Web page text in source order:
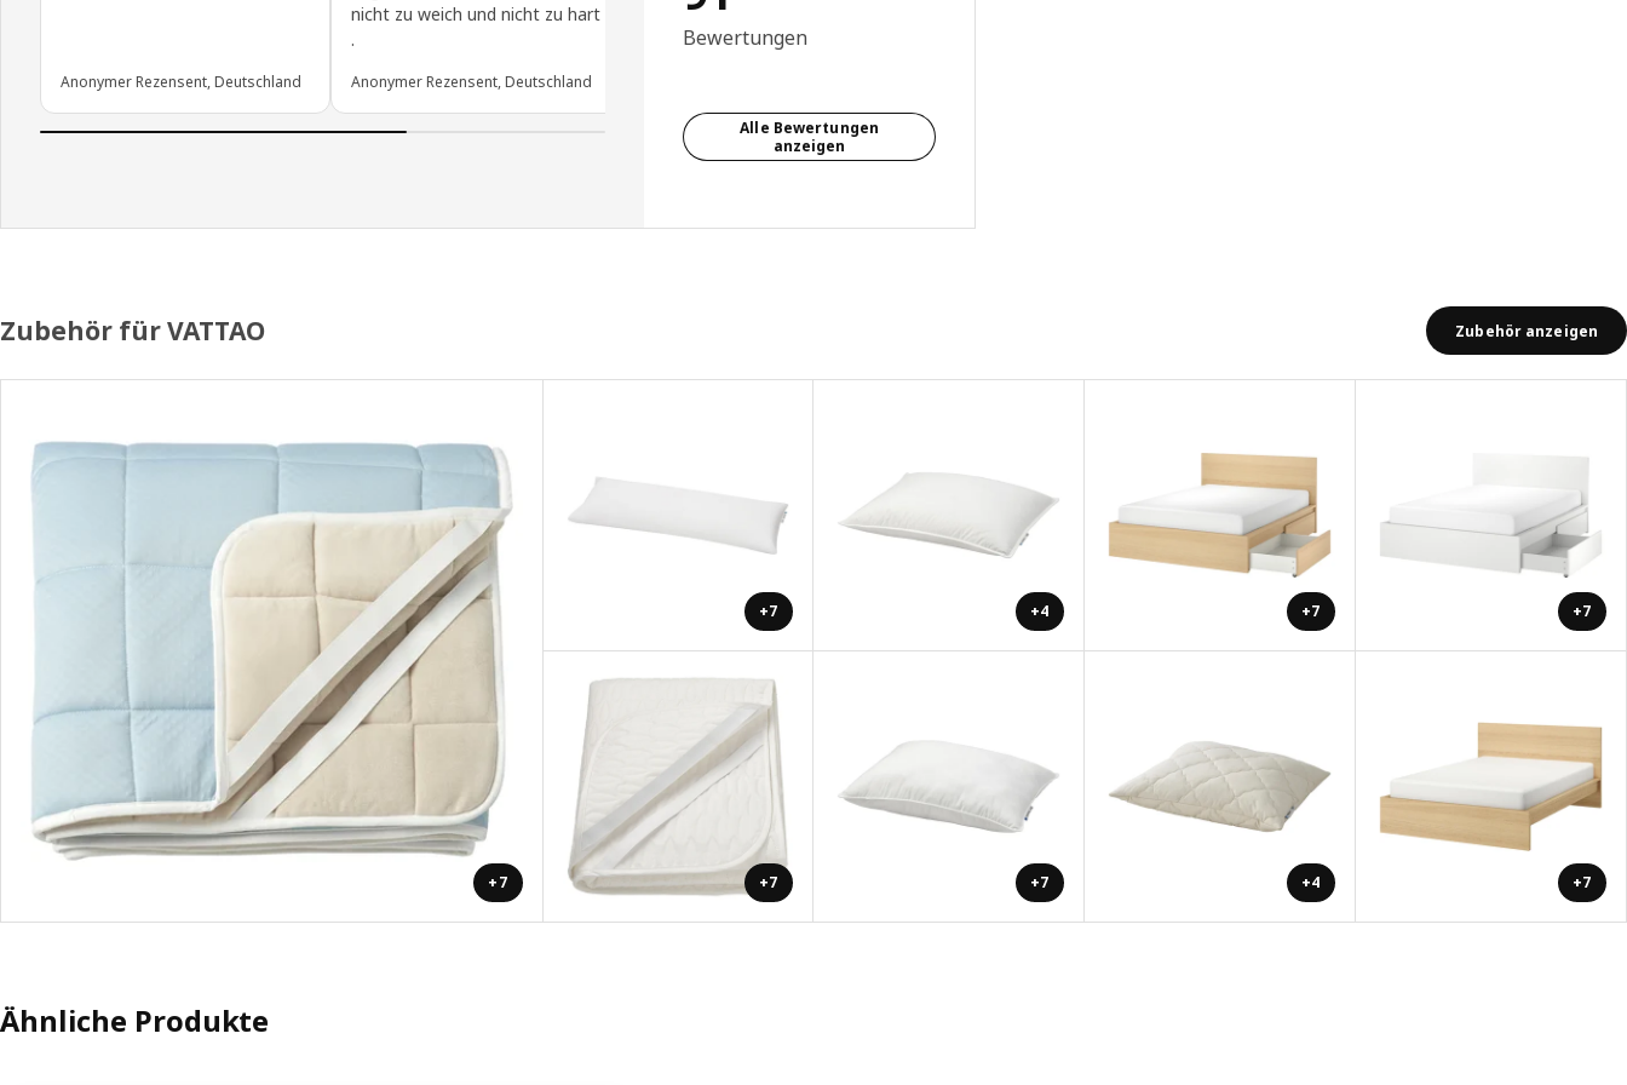
Anonymer Rezensent, Deutschland
nicht zu weich und nicht zu hart
.
Anonymer Rezensent, Deutschland
Bewertungen
Alle Bewertungen
anzeigen
Zubehör für VATTAO Zubehör anzeigen
+7
+7 +4 +7 +7
+7 +7 +4 +7
Ähnliche Produkte